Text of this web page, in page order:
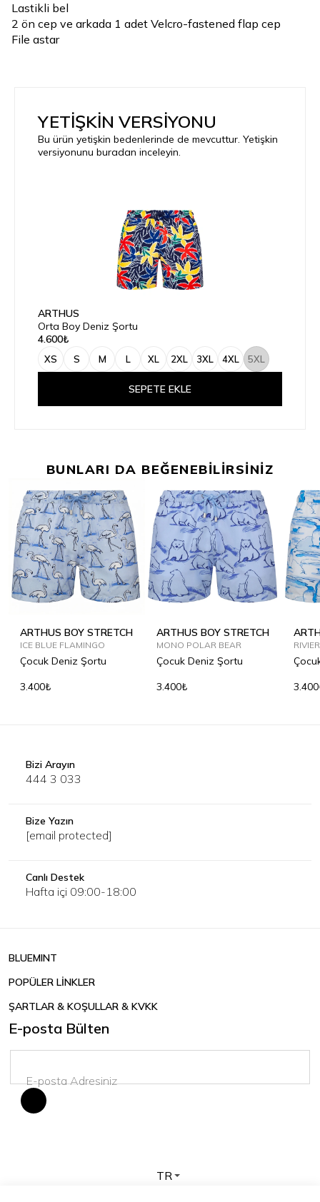
Lastikli bel
2 ön cep ve arkada 1 adet Velcro-fastened flap cep
File astar
YETİŞKİN VERSİYONU
Bu ürün yetişkin bedenlerinde de mevcuttur. Yetişkin
versiyonunu buradan inceleyin.
ARTHUS
Orta Boy Deniz Şortu
4.600₺
XS S M L XL 2XL 3XL 4XL 5XL
SEPETE EKLE
BUNLARI DA BEĞENEBİLİRSİNİZ
ARTHUS BOY STRETCH
ICE BLUE FLAMINGO
Çocuk Deniz Şortu
3.400₺
ARTHUS BOY STRETCH
MONO POLAR BEAR
Çocuk Deniz Şortu
3.400₺
Bizi Arayın
444 3 033
Bize Yazın
[email protected]
Canlı Destek
Hafta içi 09:00-18:00
BLUEMINT
POPÜLER LİNKLER
ŞARTLAR & KOŞULLAR & KVKK
E-posta Bülten
TR